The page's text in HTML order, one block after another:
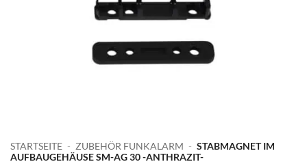
STARTSEITE - ZUBEHÖR FUNKALARM - STABMAGNET IM
AUFBAUGEHÄUSE SM-AG 30 -ANTHRAZIT-